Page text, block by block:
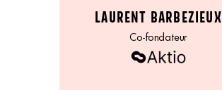
LAURENT BARBEZIEUX
Co-fondateur